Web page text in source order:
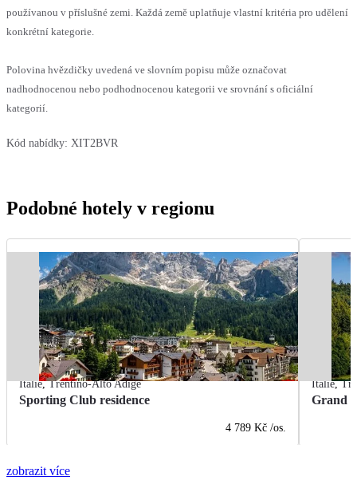
používanou v příslušné zemi. Každá země uplatňuje vlastní kritéria pro udělení
konkrétní kategorie.
Polovina hvězdičky uvedená ve slovním popisu může označovat
nadhodnocenou nebo podhodnocenou kategorii ve srovnání s oficiální
kategorií.
Kód nabídky: XIT2BVR
Podobné hotely v regionu
Itálie,Trentino-Alto Adige
Sporting Club residence
4 789 Kč /os.
Itálie,
Grand
zobrazit více